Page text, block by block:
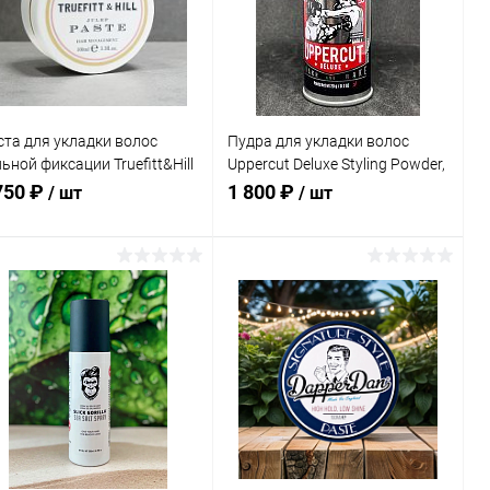
В избранное В наличии В избранное В наличии
для укладки волос
фиксации Truefitt&Hill
Paste, 100 мл
₽ / шт
В корзину
Купить в 1
Сравнение
В избранное В наличии
Пудра для укладки волос
Uppercut Deluxe Styling Powder,
20 гр
1 800 ₽ / шт
Подписаться
Купить в 1
клик
К
сравнению
В избранное
Недоступно